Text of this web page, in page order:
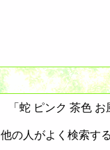
「蛇 ピンク 茶色 お
他の人がよく検索す